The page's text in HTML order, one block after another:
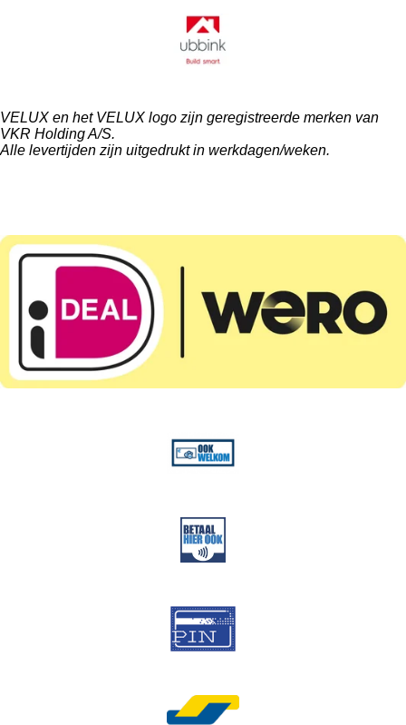
VELUX en het VELUX logo zijn geregistreerde merken van
VKR Holding A/S.
Alle levertijden zijn uitgedrukt in werkdagen/weken.